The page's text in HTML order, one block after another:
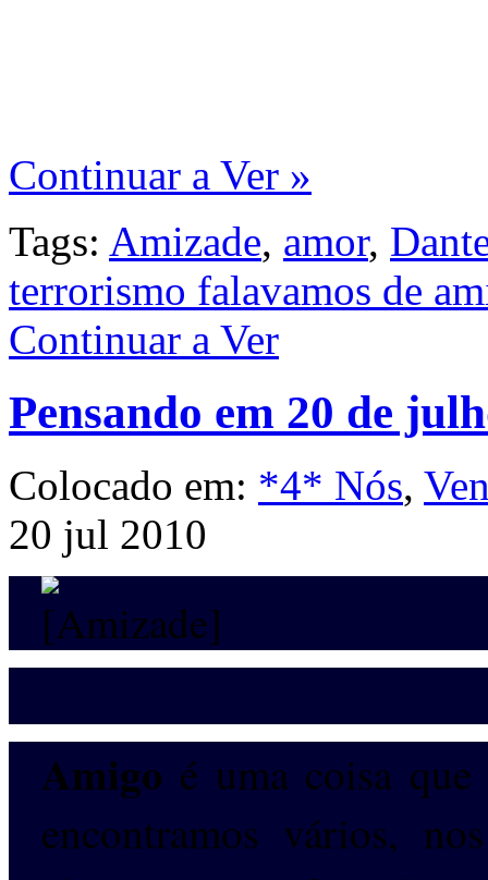
Continuar a Ver »
Tags: Amizade, amor,
terrorismo falavamos de
Continuar a Ver
Pensando em 20 de
Colocado em: *4* Nós,
20 jul 2010
Amigo é uma coisa
encontramos vários,